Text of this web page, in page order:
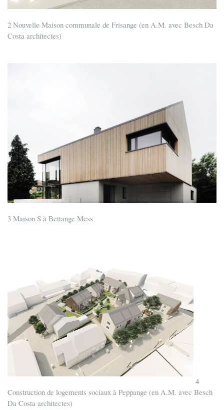
2 Nouvelle Maison communale de Frisange (en A.M. avec Besch Da
Costa architectes)
3 Maison S à Bettange Mess
4
Construction de logements sociaux à Peppange (en A.M. avec Besch
Da Costa architectes)